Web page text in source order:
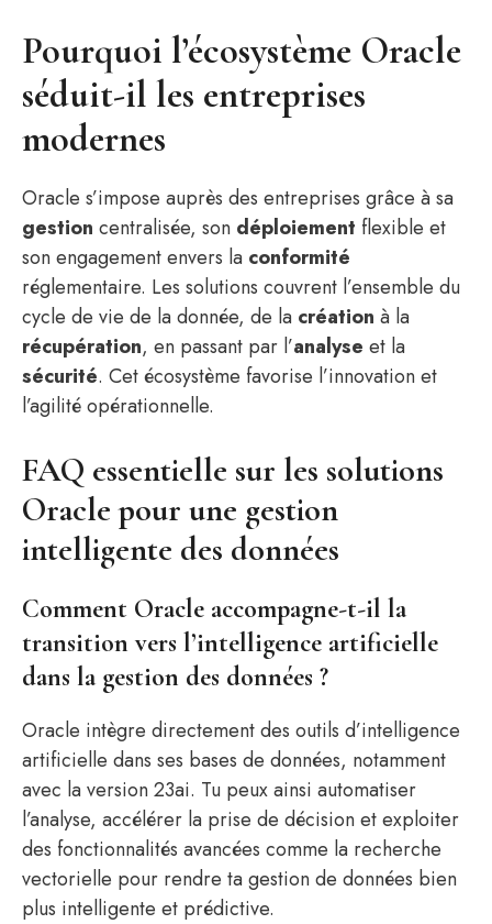
Pourquoi l’écosystème Oracle
séduit-il les entreprises
modernes
Oracle s’impose auprès des entreprises grâce à sa
gestion centralisée, son déploiement flexible et
son engagement envers la conformité
réglementaire. Les solutions couvrent l’ensemble du
cycle de vie de la donnée, de la création à la
récupération, en passant par l’analyse et la
sécurité. Cet écosystème favorise l’innovation et
l’agilité opérationnelle.
FAQ essentielle sur les solutions
Oracle pour une gestion
intelligente des données
Comment Oracle accompagne-t-il la
transition vers l’intelligence artificielle
dans la gestion des données ?
Oracle intègre directement des outils d’intelligence
artificielle dans ses bases de données, notamment
avec la version 23ai. Tu peux ainsi automatiser
l’analyse, accélérer la prise de décision et exploiter
des fonctionnalités avancées comme la recherche
vectorielle pour rendre ta gestion de données bien
plus intelligente et prédictive.